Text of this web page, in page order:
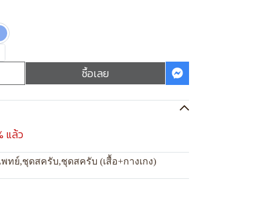
ซื้อเลย
แล้ว
ทย์,ชุดสครับ,ชุดสครับ (เสื้อ+กางเกง)